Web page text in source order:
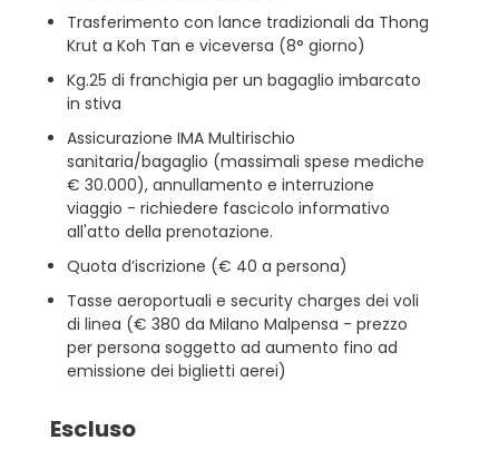
Trasferimento con lance tradizionali da Thong
Krut a Koh Tan e viceversa (8° giorno)
Kg.25 di franchigia per un bagaglio imbarcato
in stiva
Assicurazione IMA Multirischio
sanitaria/bagaglio (massimali spese mediche
€ 30.000), annullamento e interruzione
viaggio - richiedere fascicolo informativo
all'atto della prenotazione.
Quota d’iscrizione (€ 40 a persona)
Tasse aeroportuali e security charges dei voli
di linea (€ 380 da Milano Malpensa - prezzo
per persona soggetto ad aumento fino ad
emissione dei biglietti aerei)
Escluso